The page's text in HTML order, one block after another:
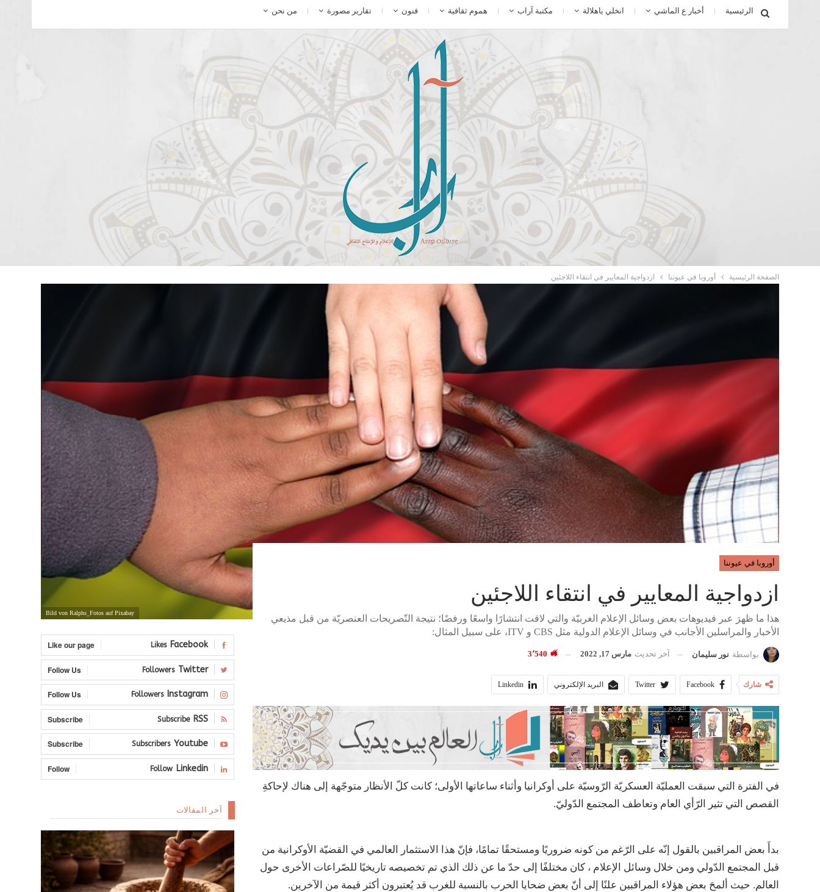
الرئيسية أخبار ع الماشي انخلي ياهلالة مكتبة آراب هموم ثقافية فنون تقارير مصورة من نحن
الصفحة الرئيسية أوروبا في عيوننا ازدواجية المعايير في انتقاء اللاجئين
Bild von Ralphs_Fotos auf Pixabay
أوروبا في عيوننا
ازدواجية المعايير في انتقاء اللاجئين
هذا ما ظهرَ عبر فيديوهات بعض وسائل الإعلام الغربيّة والتي لاقت انتشارًا واسعًا ورفضًا؛ نتيجة التّصريحات العنصريّة من قبل مذيعي
الأخبار والمراسلين الأجانب في وسائل الإعلام الدولية مثل CBS و ITV، على سبيل المثال:
بواسطة نور سليمان آخر تحديث مارس 17, 2022
شارك Facebook
Twitter البريد الإلكتروني Linkedin
في الفترة التي سبقت العمليّة العسكريّة الرّوسيّة على أوكرانيا وأثناء ساعاتها الأولى؛ كانت كلّ الأنظار متوجّهة إلى هناك لإحاكةِ
القصص التي تثير الرّأي العام وتعاطف المجتمع الدّوليّ.
بدأَ بعض المراقبين بالقول إنّه على الرّغم من كونه ضروريًا ومستحقًا تمامًا، فإنّ هذا الاستثمار العالمي في القضيّة الأوكرانية من
قبل المجتمع الدّولي ومن خلال وسائل الإعلام ، كان مختلفًا إلى حدّ ما عن ذلك الذي تم تخصيصه تاريخيًا للصّراعات الأخرى حول
العالم. حيث ألمحَ بعض هؤلاء المراقبين علنًا إلى أنّ بعض ضحايا الحرب بالنسبة للغرب قد يُعتبرون أكثر قيمة من الآخرين.
Facebook
Likes
Like our page
Twitter
Followers
Follow Us
Instagram
Followers
Follow Us
RSS
Subscribe
Subscribe
Youtube
Subscribers
Subscribe
Linkedin
Follow
Follow
آخر المقالات